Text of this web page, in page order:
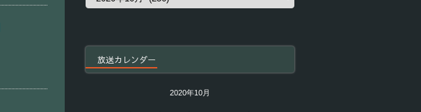
放送カレンダー
2020年10月